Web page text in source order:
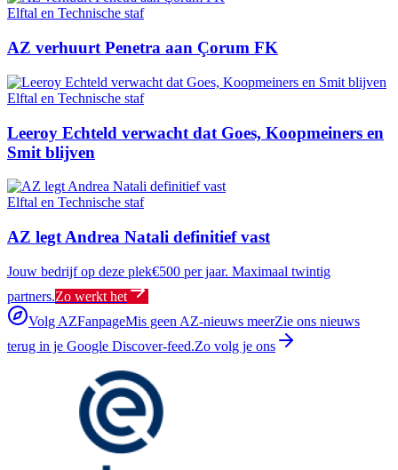
Elftal en Technische staf
AZ verhuurt Penetra aan Çorum FK
Elftal en Technische staf
Leeroy Echteld verwacht dat Goes, Koopmeiners en
Smit blijven
Elftal en Technische staf
AZ legt Andrea Natali definitief vast
Jouw bedrijf op deze plek€500 per jaar. Maximaal twintig
partners.Zo werkt het
Volg AZFanpageMis geen AZ-nieuws meerZie ons nieuws
terug in je Google Discover-feed.Zo volg je ons